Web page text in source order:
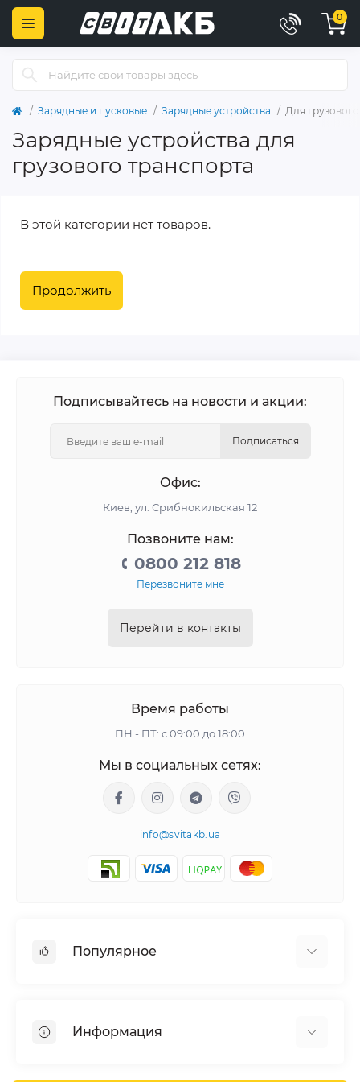
0
Зарядные и пусковые Зарядные устройства Для
Зарядные устройства для
грузового транспорта
В этой категории нет товаров.
Продолжить
Подписывайтесь на новости и акции:
Подписаться
Офис:
Киев, ул. Срибнокильская 12
Позвоните нам:
0800 212 818
Перезвоните мне
Перейти в контакты
Время работы
ПН - ПТ: с 09:00 до 18:00
Мы в социальных сетях:
info@svitakb.ua
Популярное
Системы хранения энергии
Информация